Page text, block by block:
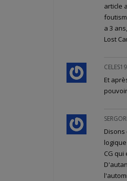
article
a 3
Lost
Et
CG